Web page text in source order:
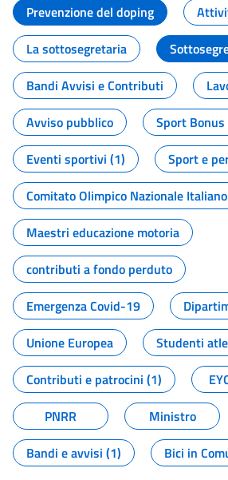
Prevenzione del doping
La sottosegretaria
Bandi Avvisi e Contributi
Avviso pubblico
Sport
Eventi sportivi (1)
Sport e
Comitato Olimpico Nazionale Italiano
Maestri educazione motoria
contributi a fondo perduto
Emergenza Covid-19
Unione Europea
Studenti
Contributi e patrocini (1)
PNRR
Ministro
Bandi e avvisi (1)
Bici in